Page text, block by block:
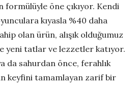
öne çıkıyor. Kendi
kıyasla %40 daha
olan ürün, alışık olduğumuz
yeni tatlar ve lezzetler katıyor.
da sahurdan önce, ferahlık
keyfini tamamlayan zarif bir